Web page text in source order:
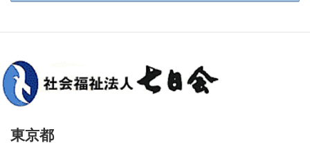
東京都